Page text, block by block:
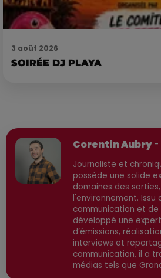
3 août 2026
SOIRÉE DJ PLAYA
Corentin Aubry-
Journaliste et
possède une solide
domaines des
l'environnement. Issu
communication et de
développé une
d’émissions,
interviews et
communication, il a
médias tels que